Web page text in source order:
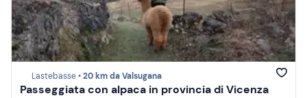
Lastebasse •20 km da Valsugana
Passeggiata con alpaca in provincia di Vicenza